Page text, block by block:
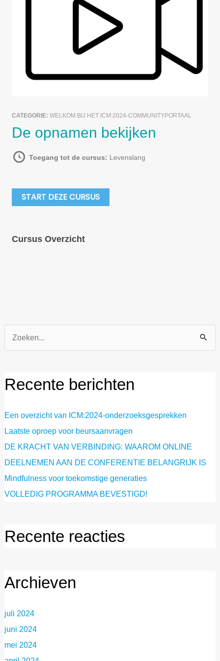
CATEGORIE: WELKOM BIJ HET ICM:2024-COMMUNITYPORTAAL
De opnamen bekijken
Toegang tot de cursus: Levenslang
START DEZE CURSUS
Cursus Overzicht
Zoek
Recente berichten
Een overzicht van ICM:2024-onderzoeksgesprekken
Laatste oproep voor beursaanvragen
DE KRACHT VAN VERBINDING: WAAROM ONLINE
DEELNEMEN AAN DE CONFERENTIE BELANGRIJK IS
Mindfulness voor toekomstige generaties
VOLLEDIG PROGRAMMA BEVESTIGD!
Recente reacties
Archieven
juli 2024
juni 2024
mei 2024